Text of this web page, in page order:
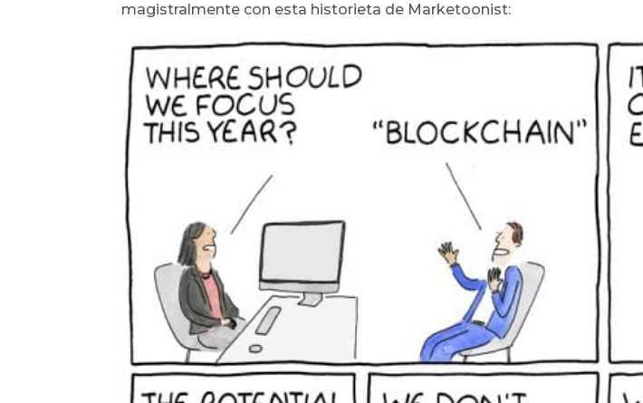
magistralmente con esta historieta de Marketoonist: